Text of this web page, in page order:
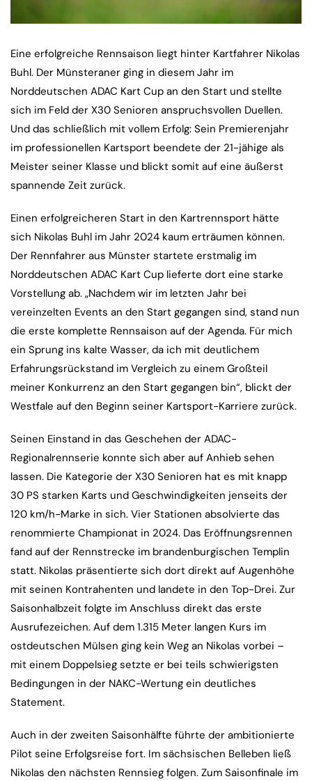
Eine erfolgreiche Rennsaison liegt hinter Kartfahrer Nikolas
Buhl. Der Münsteraner ging in diesem Jahr im
Norddeutschen ADAC Kart Cup an den Start und stellte
sich im Feld der X30 Senioren anspruchsvollen Duellen.
Und das schließlich mit vollem Erfolg: Sein Premierenjahr
im professionellen Kartsport beendete der 21-jähige als
Meister seiner Klasse und blickt somit auf eine äußerst
spannende Zeit zurück.
Einen erfolgreicheren Start in den Kartrennsport hätte
sich Nikolas Buhl im Jahr 2024 kaum erträumen können.
Der Rennfahrer aus Münster startete erstmalig im
Norddeutschen ADAC Kart Cup lieferte dort eine starke
Vorstellung ab. „Nachdem wir im letzten Jahr bei
vereinzelten Events an den Start gegangen sind, stand nun
die erste komplette Rennsaison auf der Agenda. Für mich
ein Sprung ins kalte Wasser, da ich mit deutlichem
Erfahrungsrückstand im Vergleich zu einem Großteil
meiner Konkurrenz an den Start gegangen bin“, blickt der
Westfale auf den Beginn seiner Kartsport-Karriere zurück.
Seinen Einstand in das Geschehen der ADAC-
Regionalrennserie konnte sich aber auf Anhieb sehen
lassen. Die Kategorie der X30 Senioren hat es mit knapp
30 PS starken Karts und Geschwindigkeiten jenseits der
120 km/h-Marke in sich. Vier Stationen absolvierte das
renommierte Championat in 2024. Das Eröffnungsrennen
fand auf der Rennstrecke im brandenburgischen Templin
statt. Nikolas präsentierte sich dort direkt auf Augenhöhe
mit seinen Kontrahenten und landete in den Top-Drei. Zur
Saisonhalbzeit folgte im Anschluss direkt das erste
Ausrufezeichen. Auf dem 1.315 Meter langen Kurs im
ostdeutschen Mülsen ging kein Weg an Nikolas vorbei –
mit einem Doppelsieg setzte er bei teils schwierigsten
Bedingungen in der NAKC-Wertung ein deutliches
Statement.
Auch in der zweiten Saisonhälfte führte der ambitionierte
Pilot seine Erfolgsreise fort. Im sächsischen Belleben ließ
Nikolas den nächsten Rennsieg folgen. Zum Saisonfinale im